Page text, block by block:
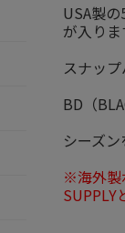
USA製
が入りま
スナッ
BD（
シーズ
※海外製
SUPPLY